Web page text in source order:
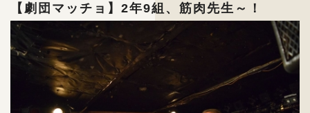
【劇団マッチョ】2年9組、筋肉先生～！